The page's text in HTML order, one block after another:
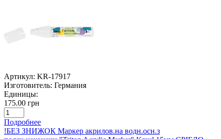
Артикул: KR-17917
Изготовитель: Германия
Единицы:
175.00 грн
Подробнее
!БЕЗ ЗНИЖОК Маркер акрилов.на водн.осн.з